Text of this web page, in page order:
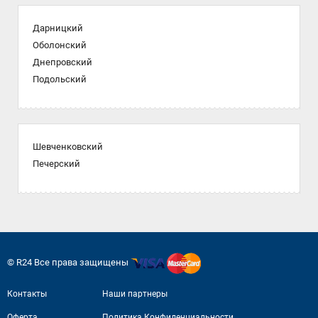
Дарницкий
Оболонский
Днепровский
Подольский
Шевченковский
Печерский
© R24 Все права защищены
Контакты Наши партнеры